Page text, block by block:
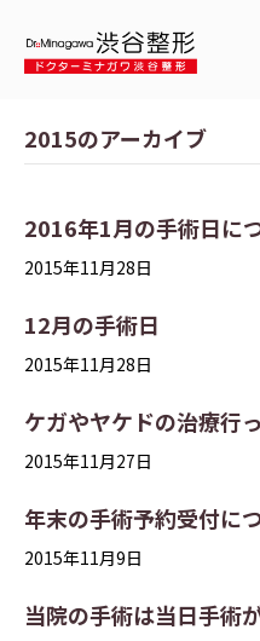
2015のアーカイブ
2016年1月の手術日に
2015年11月28日
12月の手術日
2015年11月28日
ケガやヤケドの治療行
2015年11月27日
年末の手術予約受付に
2015年11月9日
当院の手術は当日手術